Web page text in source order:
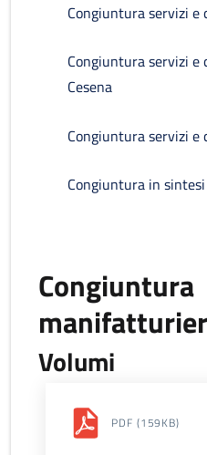
Congiuntura servizi e
Congiuntura servizi
Cesena
Congiuntura servizi e
Congiuntura in sintesi
Congiuntura
Volumi
PDF (159KB)